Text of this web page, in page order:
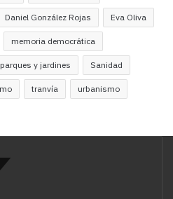
Daniel González Rojas Eva Oliva
memoria democrática
parques y jardines Sanidad
tranvía urbanismo